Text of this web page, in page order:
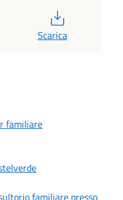
Scarica
familiare
familiare presso